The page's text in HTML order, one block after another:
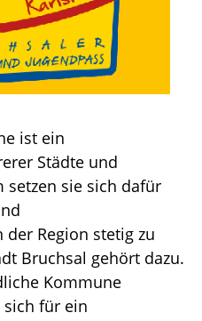
ist ein
Städte und
setzen sie sich dafür
Region stetig zu
Bruchsal gehört dazu.
Kommune
für ein